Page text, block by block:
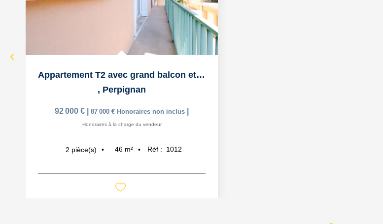
Appartement T2 avec grand balcon et cave en Centre-Ville
, Perpignan
92 000 € 87 000 € Honoraires non inclus
Honoraires à la charge du vendeur
2 pièce(s) 46 m² Réf : 1012